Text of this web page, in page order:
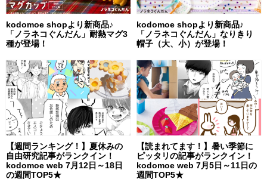
kodomoe shopより新商品♪
「ノラネコぐんだん」耐熱マグ3
種が登場！
kodomoe shopより新商品♪
「ノラネコぐんだん」なりきり
帽子（大、小）が登場！
【週間ランキング！】夏休みの
自由研究記事がランクイン！
kodomoe web 7月12日～18日
の週間TOP5★
【読まれてます！】暑い季節に
ピッタリの記事がランクイン！
kodomoe web 7月5日～11日の
週間TOP5★